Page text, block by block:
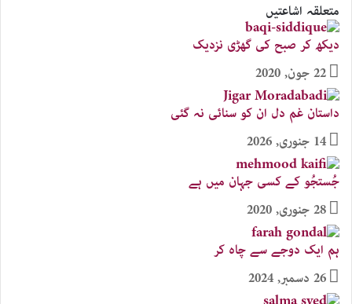
متعلقہ اشاعتیں
دیکھ کر صبح کی گھڑی نزدیک
22 جون, 2020
داستان غم دل ان کو سنائی نہ گئی
14 جنوری, 2026
جُستجُو کے کسی جہان میں ہے
28 جنوری, 2020
ہم ایک دوجے سے چاہ کر
26 دسمبر, 2024